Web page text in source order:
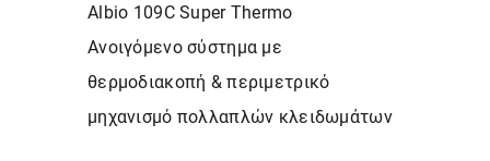
Albio 109C Super Thermo
Ανοιγόμενο σύστημα με
θερμοδιακοπή & περιμετρικό
μηχανισμό πολλαπλών κλειδωμάτων